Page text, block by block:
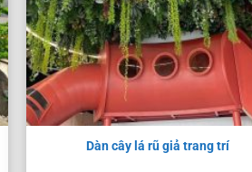
Dàn cây lá rũ giả trang trí